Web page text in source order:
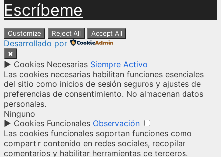
Escríbeme
Customize Reject All Accept All
Desarrollado por
✖
► Cookies Necesarias Siempre Activo
Las cookies necesarias habilitan funciones esenciales
del sitio como inicios de sesión seguros y ajustes de
preferencias de consentimiento. No almacenan datos
personales.
Ninguno
► Cookies Funcionales Observación
Las cookies funcionales soportan funciones como
compartir contenido en redes sociales, recopilar
comentarios y habilitar herramientas de terceros.